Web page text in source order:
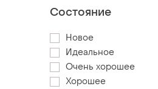
Состояние
Новое
Идеальное
Очень хорошее
Хорошее